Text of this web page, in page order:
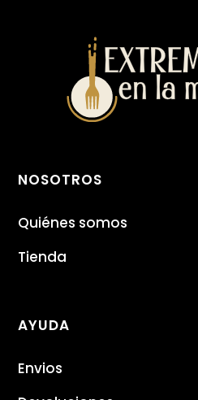
NOSOTROS
Quiénes somos
Tienda
AYUDA
Envios